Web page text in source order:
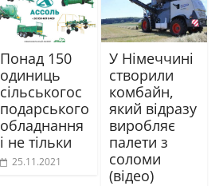
Понад 150
одиниць
сільськогос
подарського
обладнання
і не тільки
25.11.2021
У Німеччині
створили
комбайн,
який відразу
виробляє
палети з
соломи
(відео)